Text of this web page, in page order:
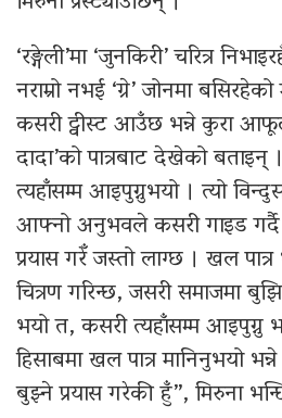
‘रङ्गेली’मा ‘जुनकिरी’ चरित्र
नराम्रो नभई ‘ग्रे’ जोनमा
कसरी ट्वीस्ट आउँछ भन्ने कुरा
दादा’को पात्रबाट देखेको
त्यहाँसम्म आइपुग्नुभयो । त्यो
आफ्नो अनुभवले कसरी गाइड
प्रयास गरेँ जस्तो लाग्छ । खल
चित्रण गरिन्छ, जसरी समाजमा
भयो त, कसरी त्यहाँसम्म आइपुग्नु
हिसाबमा खल पात्र मानिनुभयो
बुझ्ने प्रयास गरेकी हुँ”, मिरुना